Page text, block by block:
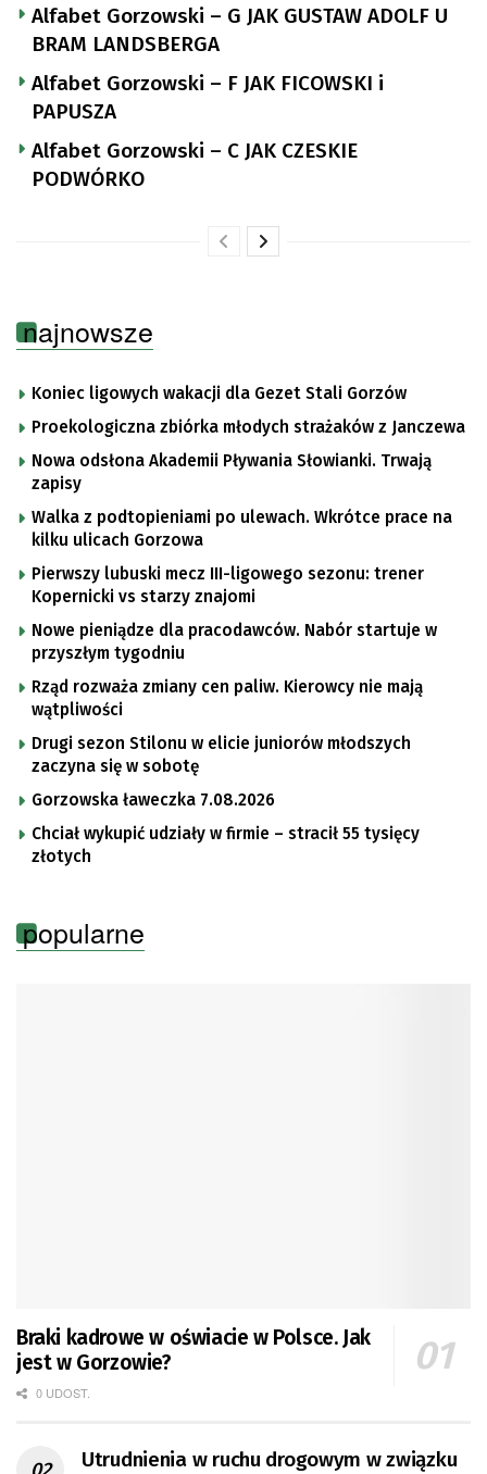
Alfabet Gorzowski – G JAK GUSTAW ADOLF U
BRAM LANDSBERGA
Alfabet Gorzowski – F JAK FICOWSKI i
PAPUSZA
Alfabet Gorzowski – C JAK CZESKIE
PODWÓRKO
najnowsze
Koniec ligowych wakacji dla Gezet Stali Gorzów
Proekologiczna zbiórka młodych strażaków z Janczewa
Nowa odsłona Akademii Pływania Słowianki. Trwają
zapisy
Walka z podtopieniami po ulewach. Wkrótce prace na
kilku ulicach Gorzowa
Pierwszy lubuski mecz III-ligowego sezonu: trener
Kopernicki vs starzy znajomi
Nowe pieniądze dla pracodawców. Nabór startuje w
przyszłym tygodniu
Rząd rozważa zmiany cen paliw. Kierowcy nie mają
wątpliwości
Drugi sezon Stilonu w elicie juniorów młodszych
zaczyna się w sobotę
Gorzowska ławeczka 7.08.2026
Chciał wykupić udziały w firmie – stracił 55 tysięcy
złotych
popularne
Braki kadrowe w oświacie w Polsce. Jak
jest w Gorzowie?
0 UDOST.
Utrudnienia w ruchu drogowym w związku